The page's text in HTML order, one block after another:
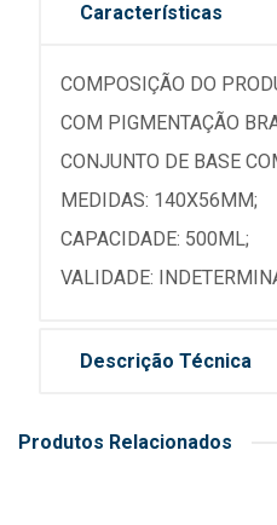
Características
COMPOSIÇÃO DO
COM PIGMENTAÇÃO
CONJUNTO DE BASE
MEDIDAS: 140X56MM;
CAPACIDADE: 500ML;
VALIDADE:
Descrição Técnica
Produtos Relacionados